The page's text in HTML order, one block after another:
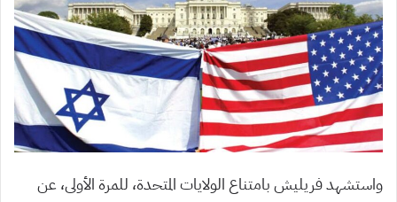
واستشهد فريليش بامتناع الولايات المتحدة، للمرة الأولى، عن